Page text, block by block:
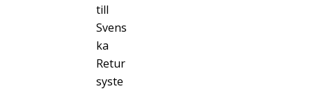
till
Svens
ka
Retur
syste